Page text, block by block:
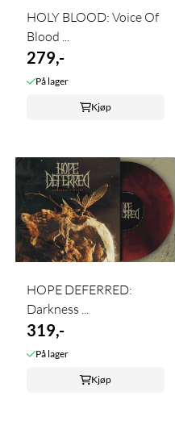
HOLY BLOOD: Voice Of
Blood ...
279,-
På lager
Kjøp
HOPE DEFERRED:
Darkness ...
319,-
På lager
Kjøp